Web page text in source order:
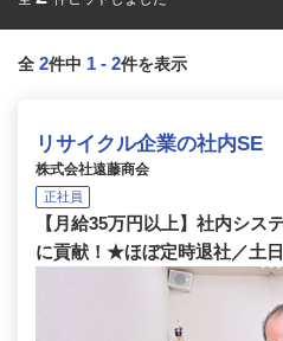
全 2件中 1 - 2件を表示
リサイクル企業の社内SE
株式会社遠藤商会
正社員
【月給35万円以上】社内シス
に貢献！★ほぼ定時退社／土